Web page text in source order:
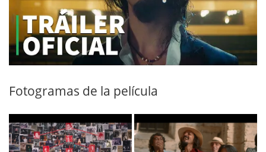
Fotogramas de la película